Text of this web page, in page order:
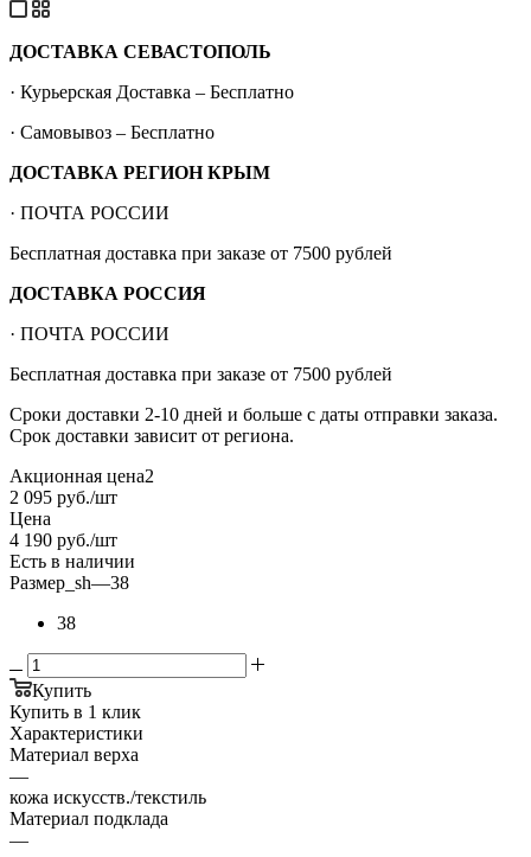
ДОСТАВКА СЕВАСТОПОЛЬ
· Курьерская Доставка – Бесплатно
· Самовывоз – Бесплатно
ДОСТАВКА РЕГИОН КРЫМ
· ПОЧТА РОССИИ
Бесплатная доставка при заказе от 7500 рублей
ДОСТАВКА РОССИЯ
· ПОЧТА РОССИИ
Бесплатная доставка при заказе от 7500 рублей
Сроки доставки 2-10 дней и больше с даты отправки заказа.
Срок доставки зависит от региона.
Акционная цена2
2 095 руб./шт
Цена
4 190 руб./шт
Есть в наличии
Размер_sh—38
38
Купить
Купить в 1 клик
Характеристики
Материал верха
—
кожа искусств./текстиль
Материал подклада
—